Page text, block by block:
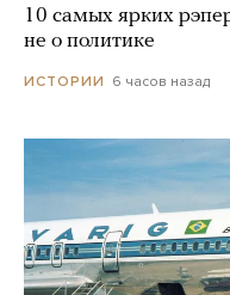
10 самых ярких
не о политике
ИСТОРИИ 6 часов назад